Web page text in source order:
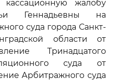
жалобу
Геннадьевны на
суда города Санкт-
области от
Тринадцатого
суда от
Арбитражного суда